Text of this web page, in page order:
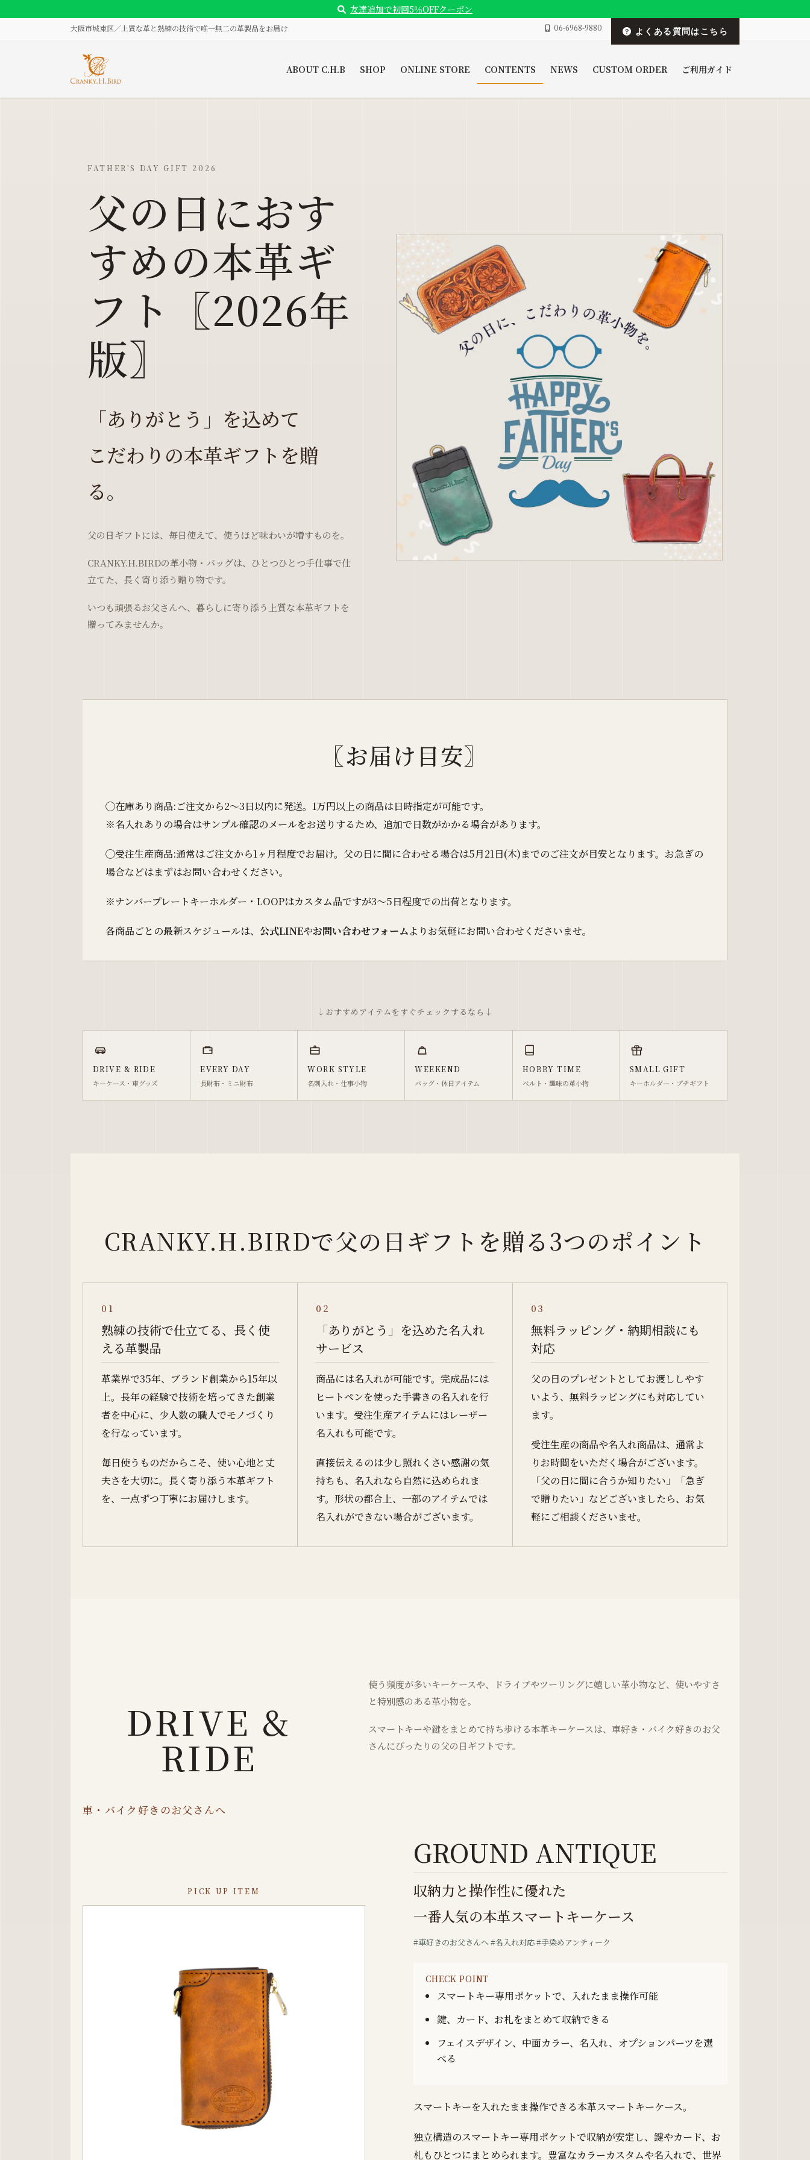
ン
ビ
友達追加で初回5％OFFクーポン
大阪市城東区／上質な革と熟練の技術で唯一無二の革製品をお届け 06-6968-9880 よくある質問はこちら
ABOUT C.H.B SHOP ONLINE STORE CONTENTS NEWS CUSTOM ORDER ご利用ガイド
FATHER'S DAY GIFT 2026
父の日におす
すめの本革ギ
フト〖2026年
版〗
「ありがとう」を込めて
こだわりの本革ギフトを贈
る。
父の日ギフトには、毎日使えて、使うほど味わいが増すものを。
CRANKY.H.BIRDの革小物・バッグは、ひとつひとつ手仕事で仕
立てた、長く寄り添う贈り物です。
いつも頑張るお父さんへ、暮らしに寄り添う上質な本革ギフトを
贈ってみませんか。
〖お届け目安〗
◯在庫あり商品:ご注文から2〜3日以内に発送。1万円以上の商品は日時指定が可能です。
※名入れありの場合はサンプル確認のメールをお送りするため、追加で日数がかかる場合があります。
◯受注生産商品:通常はご注文から1ヶ月程度でお届け。父の日に間に合わせる場合は5月21日(木)までのご注文が目安となります。お急ぎの
場合などはまずはお問い合わせください。
※ナンバープレートキーホルダー・LOOPはカスタム品ですが3〜5日程度での出荷となります。
各商品ごとの最新スケジュールは、 公式LINEやお問い合わせフォームよりお気軽にお問い合わせくださいませ。
↓おすすめアイテムをすぐチェックするなら↓
DRIVE & RIDE
キーケース・車グッズ
EVERY DAY
長財布・ミニ財布
WORK STYLE
名刺入れ・仕事小物
WEEKEND
バッグ・休日アイテム
HOBBY TIME
ベルト・趣味の革小物
SMALL GIFT
キーホルダー・プチギフト
CRANKY.H.BIRDで父の日ギフトを贈る3つのポイント
01
熟練の技術で仕立てる、長く使
える革製品
革業界で35年、ブランド創業から15年以
上。長年の経験で技術を培ってきた創業
者を中心に、少人数の職人でモノづくり
を行なっています。
毎日使うものだからこそ、使い心地と丈
夫さを大切に。長く寄り添う本革ギフト
を、一点ずつ丁寧にお届けします。
02
「ありがとう」を込めた名入れ
サービス
商品には名入れが可能です。完成品には
ヒートペンを使った手書きの名入れを行
います。受注生産アイテムにはレーザー
名入れも可能です。
直接伝えるのは少し照れくさい感謝の気
持ちも、名入れなら自然に込められま
す。形状の都合上、一部のアイテムでは
名入れができない場合がございます。
03
無料ラッピング・納期相談にも
対応
父の日のプレゼントとしてお渡ししやす
いよう、無料ラッピングにも対応してい
ます。
受注生産の商品や名入れ商品は、通常よ
りお時間をいただく場合がございます。
「父の日に間に合うか知りたい」「急ぎ
で贈りたい」などございましたら、お気
軽にご相談くださいませ。
DRIVE &
RIDE
車・バイク好きのお父さんへ
使う頻度が多いキーケースや、ドライブやツーリングに嬉しい革小物など、使いやすさ
と特別感のある革小物を。
スマートキーや鍵をまとめて持ち歩ける本革キーケースは、車好き・バイク好きのお父
さんにぴったりの父の日ギフトです。
PICK UP ITEM
GROUND ANTIQUE
収納力と操作性に優れた
一番人気の本革スマートキーケース
#車好きのお父さんへ #名入れ対応 #手染めアンティーク
CHECK POINT
スマートキー専用ポケットで、入れたまま操作可能
鍵、カード、お札をまとめて収納できる
フェイスデザイン、中面カラー、名入れ、オプションパーツを選
べる
スマートキーを入れたまま操作できる本革スマートキーケース。
独立構造のスマートキー専用ポケットで収納が安定し、鍵やカード、お
札もひとつにまとめられます。豊富なカラーカスタムや名入れで、世界